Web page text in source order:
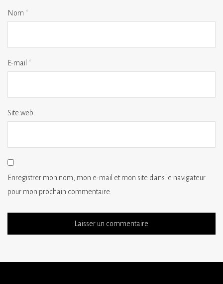
Nom *
E-mail *
Site web
Enregistrer mon nom, mon e-mail et mon site dans le navigateur
pour mon prochain commentaire.